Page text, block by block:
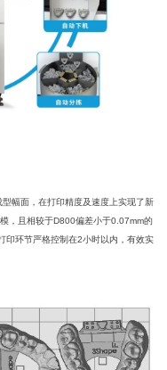
幅面，在打印精度及速度上实现了新
，且相较于D800偏差小于0.07mm的
印环节严格控制在2小时以内，有效实